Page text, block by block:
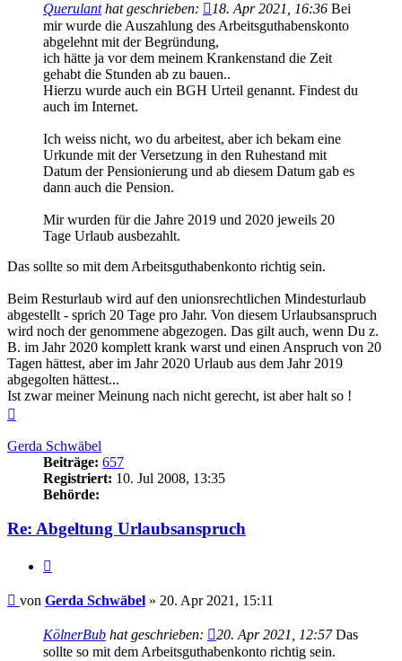
Querulanthat geschrieben: 18. Apr 2021, 16:36 Bei
mir wurde die Auszahlung des Arbeitsguthabenskonto
abgelehnt mit der Begründung,
ich hätte ja vor dem meinem Krankenstand die Zeit
gehabt die Stunden ab zu bauen..
Hierzu wurde auch ein BGH Urteil genannt. Findest du
auch im Internet.
Ich weiss nicht, wo du arbeitest, aber ich bekam eine
Urkunde mit der Versetzung in den Ruhestand mit
Datum der Pensionierung und ab diesem Datum gab es
dann auch die Pension.
Mir wurden für die Jahre 2019 und 2020 jeweils 20
Tage Urlaub ausbezahlt.
Das sollte so mit dem Arbeitsguthabenkonto richtig sein.
Beim Resturlaub wird auf den unionsrechtlichen Mindesturlaub
abgestellt - sprich 20 Tage pro Jahr. Von diesem Urlaubsanspruch
wird noch der genommene abgezogen. Das gilt auch, wenn Du z.
B. im Jahr 2020 komplett krank warst und einen Anspruch von 20
Tagen hättest, aber im Jahr 2020 Urlaub aus dem Jahr 2019
abgegolten hättest...
Ist zwar meiner Meinung nach nicht gerecht, ist aber halt so !
Gerda Schwäbel
Beiträge: 657
Registriert: 10. Jul 2008, 13:35
Behörde:
Re: Abgeltung Urlaubsanspruch
Beitrag
von Gerda Schwäbel » 20. Apr 2021, 15:11
KölnerBub hat geschrieben: 20. Apr 2021, 12:57Das
sollte so mit dem Arbeitsguthabenkonto richtig sein.